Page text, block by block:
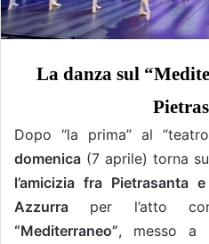
La danza sul
Dopo “la prima” al
domenica (7 aprile) torna
l’amicizia fra Pietrasanta
Azzurra per l’atto
“Mediterraneo”, messo a